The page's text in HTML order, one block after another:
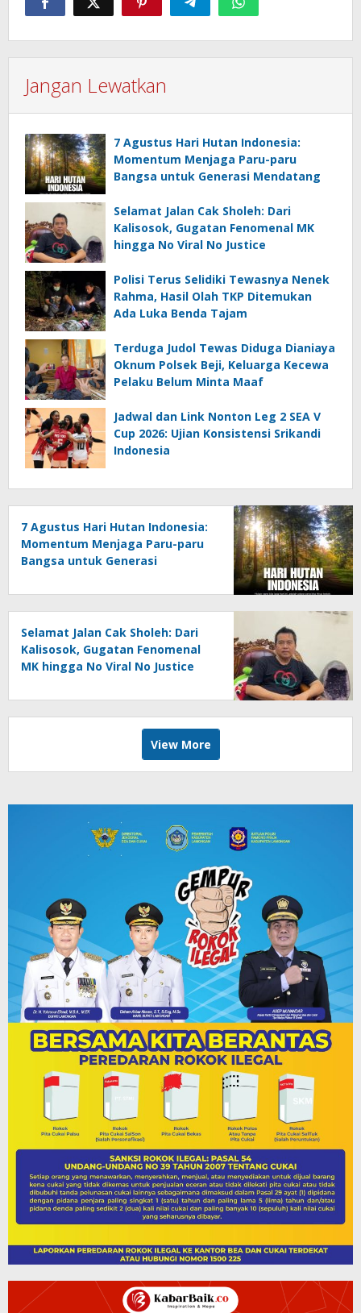
Jangan Lewatkan
7 Agustus Hari Hutan Indonesia:
Momentum Menjaga Paru-paru
Bangsa untuk Generasi Mendatang
Selamat Jalan Cak Sholeh: Dari
Kalisosok, Gugatan Fenomenal MK
hingga No Viral No Justice
Polisi Terus Selidiki Tewasnya Nenek
Rahma, Hasil Olah TKP Ditemukan
Ada Luka Benda Tajam
Terduga Judol Tewas Diduga Dianiaya
Oknum Polsek Beji, Keluarga Kecewa
Pelaku Belum Minta Maaf
Jadwal dan Link Nonton Leg 2 SEA V
Cup 2026: Ujian Konsistensi Srikandi
Indonesia
7 Agustus Hari Hutan Indonesia:
Momentum Menjaga Paru-paru
Bangsa untuk Generasi
Selamat Jalan Cak Sholeh: Dari
Kalisosok, Gugatan Fenomenal
MK hingga No Viral No Justice
View More